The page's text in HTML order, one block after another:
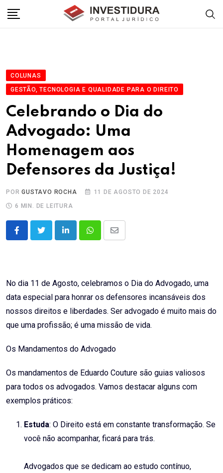
COLUNAS
GESTÃO, TECNOLOGIA E QUALIDADE PARA O DIREITO
Celebrando o Dia do
Advogado: Uma
Homenagem aos
Defensores da Justiça!
PORGUSTAVO ROCHA
11 DE AGOSTO DE 2024
6 MIN. DE LEITURA
LinkedInWhatsappShare
No dia 11 de Agosto, celebramos o Dia do Advogado, uma
data especial para honrar os defensores incansáveis dos
nossos direitos e liberdades. Ser advogado é muito mais do
que uma profissão; é uma missão de vida.
Os Mandamentos do Advogado
Os mandamentos de Eduardo Couture são guias valiosos
para todos os advogados. Vamos destacar alguns com
exemplos práticos:
Estuda: O Direito está em constante transformação. Se
você não acompanhar, ficará para trás.
Advogados que se dedicam ao estudo contínuo,